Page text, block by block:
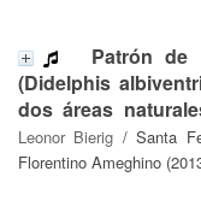
Patrón de
(Didelphis
dos áreas
Leonor Bierig / Santa
Florentino Ameghino